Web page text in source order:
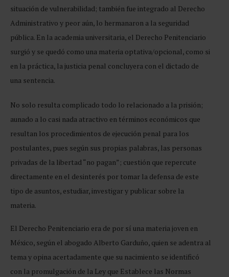
situación de vulnerabilidad; también fue integrado al Derecho
Administrativo y peor aún, lo hermanaron a la seguridad
pública. En la academia universitaria, el Derecho Penitenciario
surgió y se quedó como una materia optativa/opcional, como si
en la práctica, la justicia penal concluyera con el dictado de
una sentencia.
No solo resulta complicado todo lo relacionado a la prisión;
aunado a lo casi nada atractivo en términos económicos que
resultan los procedimientos de ejecución penal para los
postulantes, pues según sus propias palabras, las personas
privadas de la libertad “no pagan”; cuestión que repercute
directamente en el desinterés por tomar la defensa de este
tipo de asuntos, estudiar, investigar y publicar sobre la
materia.
El Derecho Penitenciario era de por sí una materia joven en
México, según el abogado Alberto Garduño, quien se adentra al
tema y opina acertadamente que su nacimiento se identificó
con la promulgación de la Ley que Establece las Normas